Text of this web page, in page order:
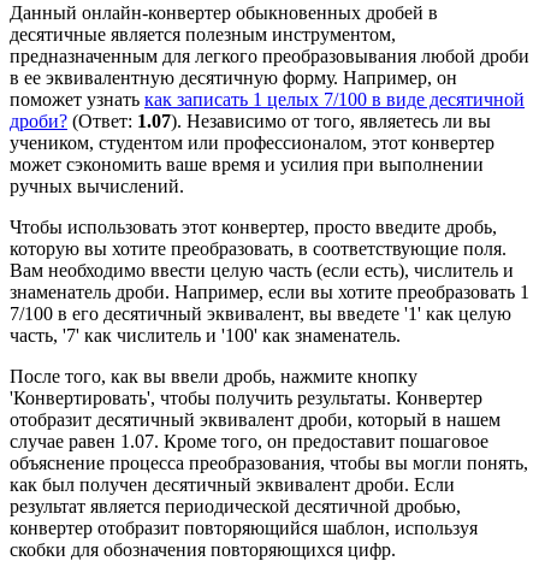
Данный онлайн-конвертер обыкновенных дробей в
десятичные является полезным инструментом,
предназначенным для легкого преобразовывания любой дроби
в ее эквивалентную десятичную форму. Например, он
поможет узнать как записать 1 целых 7/100 в виде десятичной
дроби? (Ответ: 1.07). Независимо от того, являетесь ли вы
учеником, студентом или профессионалом, этот конвертер
может сэкономить ваше время и усилия при выполнении
ручных вычислений.
Чтобы использовать этот конвертер, просто введите дробь,
которую вы хотите преобразовать, в соответствующие поля.
Вам необходимо ввести целую часть (если есть), числитель и
знаменатель дроби. Например, если вы хотите преобразовать 1
7/100 в его десятичный эквивалент, вы введете '1' как целую
часть, '7' как числитель и '100' как знаменатель.
После того, как вы ввели дробь, нажмите кнопку
'Конвертировать', чтобы получить результаты. Конвертер
отобразит десятичный эквивалент дроби, который в нашем
случае равен 1.07. Кроме того, он предоставит пошаговое
объяснение процесса преобразования, чтобы вы могли понять,
как был получен десятичный эквивалент дроби. Если
результат является периодической десятичной дробью,
конвертер отобразит повторяющийся шаблон, используя
скобки для обозначения повторяющихся цифр.